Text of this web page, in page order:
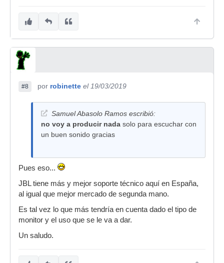
#8 por robinette el 19/03/2019
Samuel Abasolo Ramos escribió:
no voy a producir nada solo para escuchar con
un buen sonido gracias
Pues eso...
JBL tiene más y mejor soporte técnico aquí en España,
al igual que mejor mercado de segunda mano.
Es tal vez lo que más tendría en cuenta dado el tipo de
monitor y el uso que se le va a dar.
Un saludo.